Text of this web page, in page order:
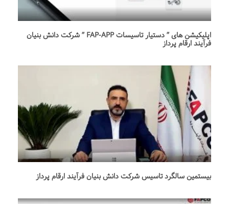
اپلیکیشن های ” دستیار تاسیسات FAP-APP ” شرکت دانش بنیان
فرآیند ارقام پرداز
بيستمين سالگرد تاسيس شركت دانش بنيان فرآيند ارقام پرداز